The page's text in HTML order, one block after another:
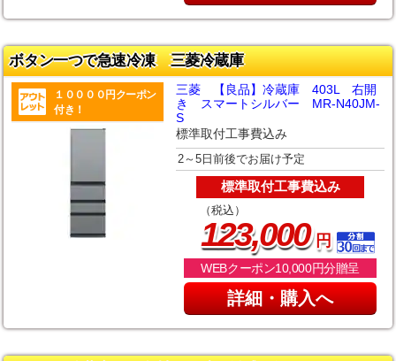
ボタン一つで急速冷凍 三菱冷蔵庫
１００００円クーポン
付き！
三菱 【良品】冷蔵庫 403L 右開
き スマートシルバー MR-N40JM-
S
標準取付工事費込み
2～5日前後でお届け予定
標準取付工事費込み
（税込）
123,000円
WEBクーポン10,000円分贈呈
詳細・購入へ